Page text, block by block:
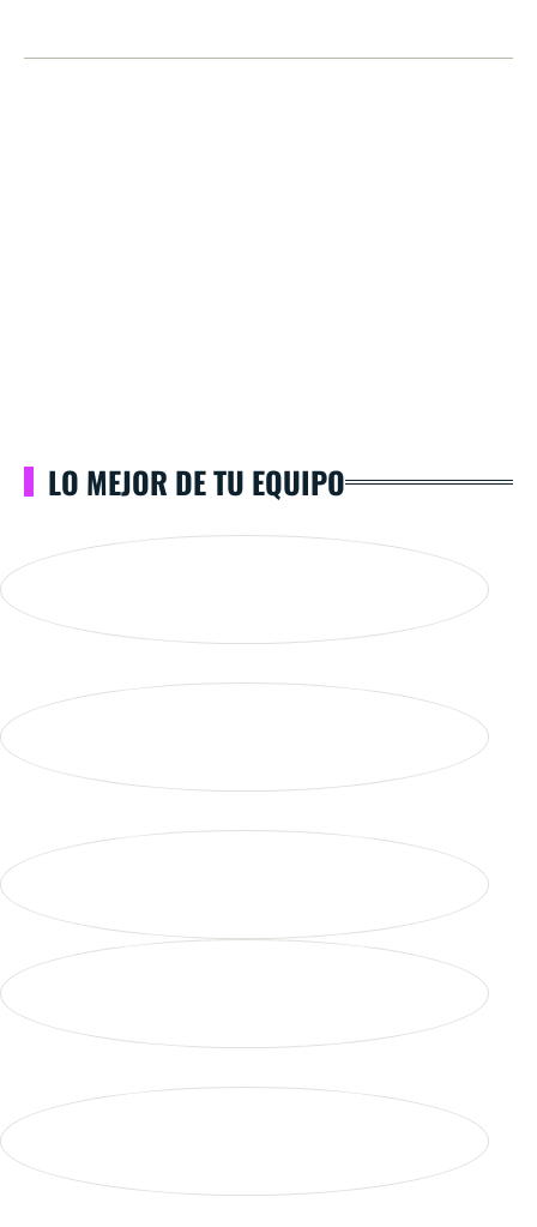
LO MEJOR DE TU EQUIPO